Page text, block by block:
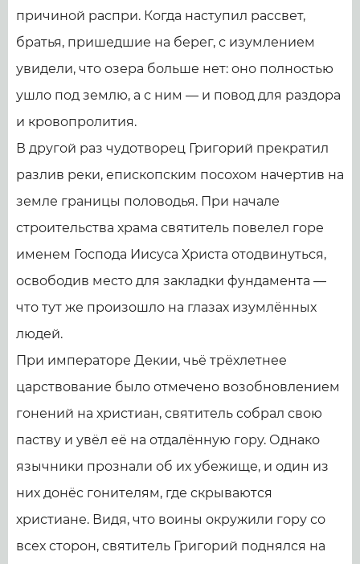
причиной распри. Когда наступил рассвет,
братья, пришедшие на берег, с изумлением
увидели, что озера больше нет: оно полностью
ушло под землю, а с ним — и повод для раздора
и кровопролития.
В другой раз чудотворец Григорий прекратил
разлив реки, епископским посохом начертив на
земле границы половодья. При начале
строительства храма святитель повелел горе
именем Господа Иисуса Христа отодвинуться,
освободив место для закладки фундамента —
что тут же произошло на глазах изумлённых
людей.
При императоре Декии, чьё трёхлетнее
царствование было отмечено возобновлением
гонений на христиан, святитель собрал свою
паству и увёл её на отдалённую гору. Однако
язычники прознали об их убежище, и один из
них донёс гонителям, где скрываются
христиане. Видя, что воины окружили гору со
всех сторон, святитель Григорий поднялся на